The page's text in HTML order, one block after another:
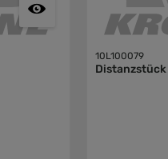
10L100079
Distanzstück